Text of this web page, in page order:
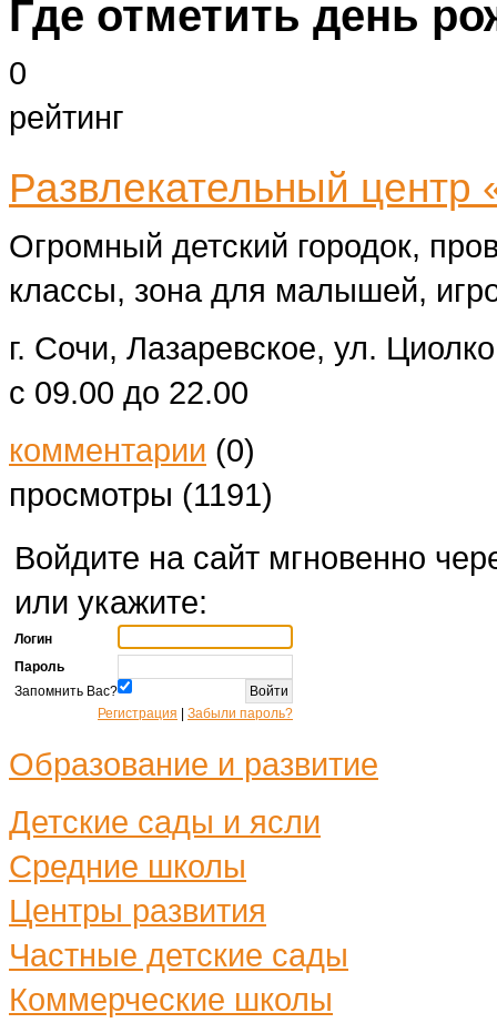
Где отметить день
0
рейтинг
Развлекательный центр
Огромный детский городок,
классы, зона для малышей,
г. Сочи, Лазаревское, ул.
с 09.00 до 22.00
комментарии (0)
просмотры (1191)
Войдите на сайт мгновенно
или укажите:
Логин
Пароль
Запомнить Вас?
Регистрация
Забыли пароль?
Образование и развитие
Детские сады и ясли
Средние школы
Центры развития
Частные детские сады
Коммерческие школы